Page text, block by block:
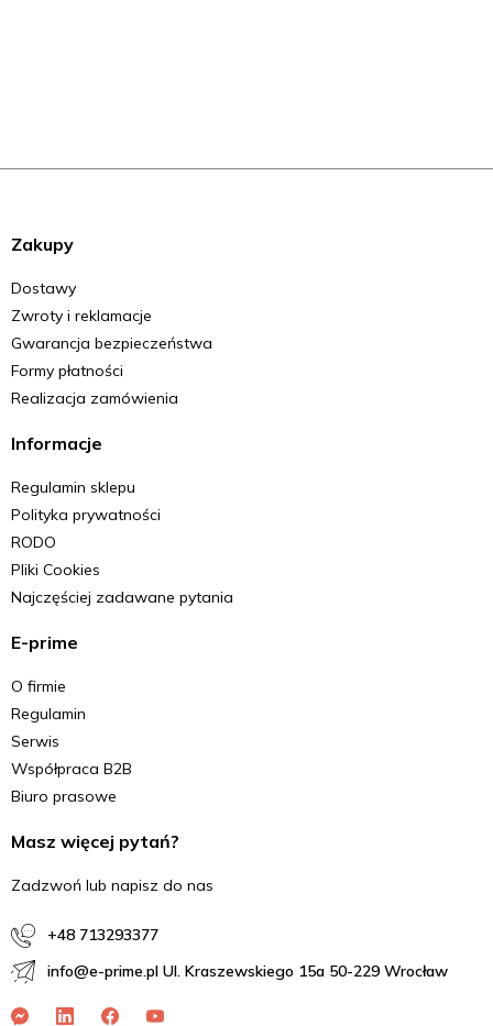
Zakupy
Dostawy
Zwroty i reklamacje
Gwarancja bezpieczeństwa
Formy płatności
Realizacja zamówienia
Informacje
Regulamin sklepu
Polityka prywatności
RODO
Pliki Cookies
Najczęściej zadawane pytania
E-prime
O firmie
Regulamin
Serwis
Współpraca B2B
Biuro prasowe
Masz więcej pytań?
Zadzwoń lub napisz do nas
+48 713293377
info@e-prime.pl Ul. Kraszewskiego 15a 50-229 Wrocław